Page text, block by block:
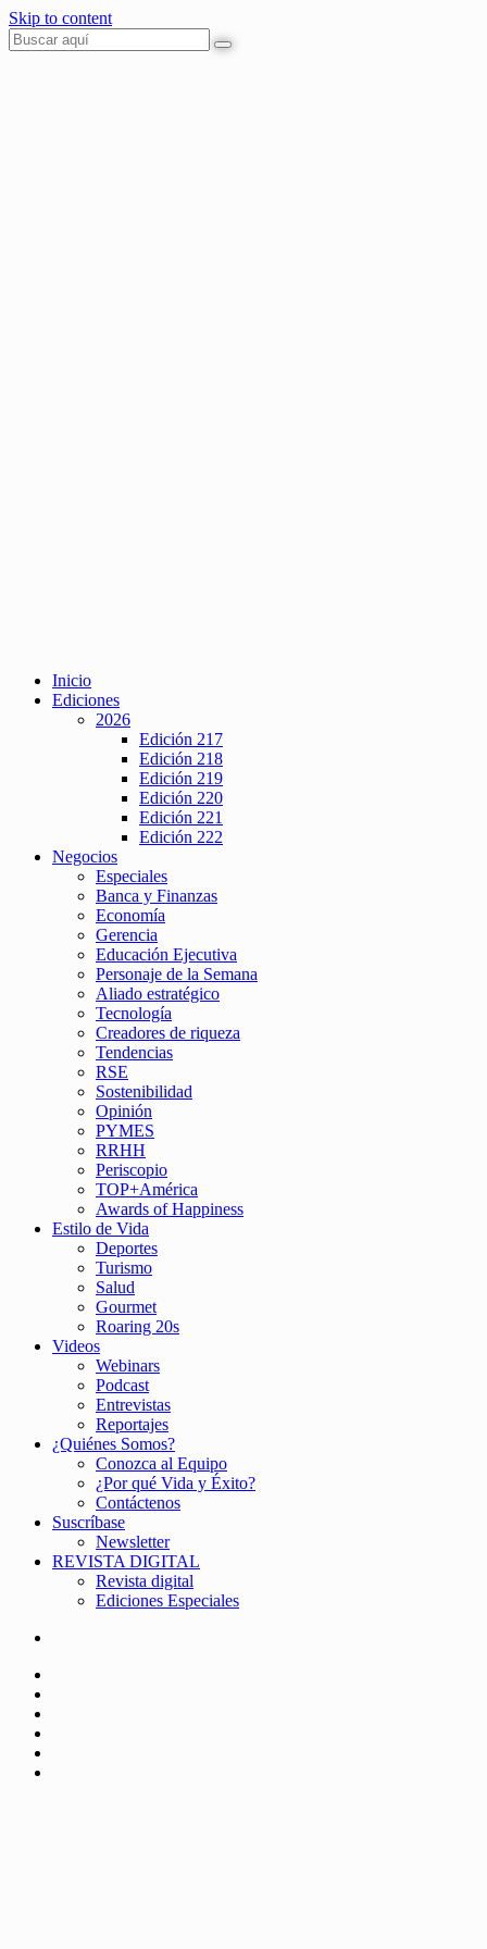
Skip to content
Inicio
Ediciones
2026
Edición 217
Edición 218
Edición 219
Edición 220
Edición 221
Edición 222
Negocios
Especiales
Banca y Finanzas
Economía
Gerencia
Educación Ejecutiva
Personaje de la Semana
Aliado estratégico
Tecnología
Creadores de riqueza
Tendencias
RSE
Sostenibilidad
Opinión
PYMES
RRHH
Periscopio
TOP+América
Awards of Happiness
Estilo de Vida
Deportes
Turismo
Salud
Gourmet
Roaring 20s
Videos
Webinars
Podcast
Entrevistas
Reportajes
¿Quiénes Somos?
Conozca al Equipo
¿Por qué Vida y Éxito?
Contáctenos
Suscríbase
Newsletter
REVISTA DIGITAL
Revista digital
Ediciones Especiales